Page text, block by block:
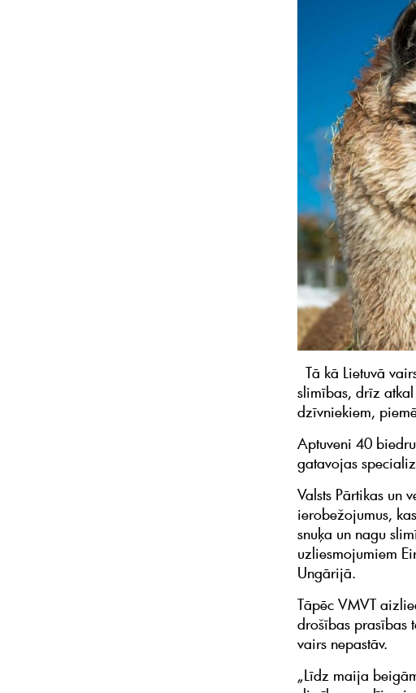
Tā kā Lietuvā
slimības, drīz
dzīvniekiem,
Aptuveni 40
gatavojas
Valsts Pārtikas un
ierobežojumus,
snuķa un nagu
uzliesmojumiem
Ungārijā.
Tāpēc VMVT
drošības prasības
vairs nepastāv.
„Līdz maija